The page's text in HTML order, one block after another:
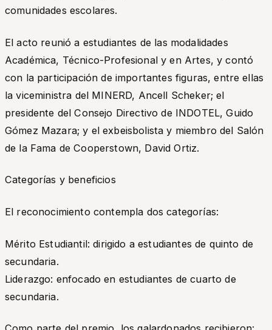
comunidades escolares.
El acto reunió a estudiantes de las modalidades
Académica, Técnico-Profesional y en Artes, y contó
con la participación de importantes figuras, entre ellas
la viceministra del MINERD, Ancell Scheker; el
presidente del Consejo Directivo de INDOTEL, Guido
Gómez Mazara; y el exbeisbolista y miembro del Salón
de la Fama de Cooperstown, David Ortiz.
Categorías y beneficios
El reconocimiento contempla dos categorías:
Mérito Estudiantil: dirigido a estudiantes de quinto de
secundaria.
Liderazgo: enfocado en estudiantes de cuarto de
secundaria.